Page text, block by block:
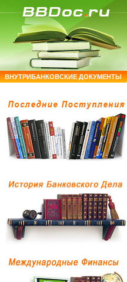
ВНУТРИБАНКОВСКИЕ ДОКУМЕНТЫ